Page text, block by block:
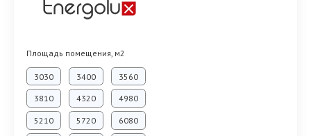
Площадь помещения, м2
3030 3400 3560
3810 4320 4980
5210 5720 6080